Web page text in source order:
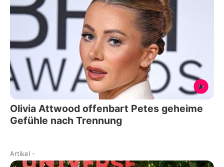
Olivia Attwood offenbart Petes geheime
Gefühle nach Trennung
Artikel -